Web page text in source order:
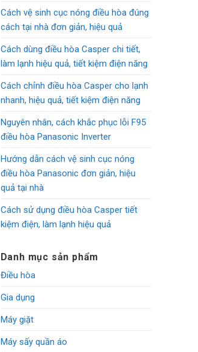
Cách vệ sinh cục nóng điều hòa đúng
cách tại nhà đơn giản, hiệu quả
Cách dùng điều hòa Casper chi tiết,
làm lạnh hiệu quả, tiết kiệm điện năng
Cách chỉnh điều hòa Casper cho lạnh
nhanh, hiệu quả, tiết kiệm điện năng
Nguyên nhân, cách khắc phục lỗi F95
điều hòa Panasonic Inverter
Hướng dẫn cách vệ sinh cục nóng
điều hòa Panasonic đơn giản, hiệu
quả tại nhà
Cách sử dụng điều hòa Casper tiết
kiệm điện, làm lạnh hiệu quả
Danh mục sản phẩm
Điều hòa
Gia dụng
Máy giặt
Máy sấy quần áo